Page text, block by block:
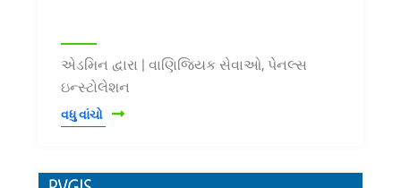
એડમિન દ્વારા | વાણિજ્યિક સેવાઓ, પેનલ્સ
ઇન્સ્ટોલેશન
વધુ વાંચો